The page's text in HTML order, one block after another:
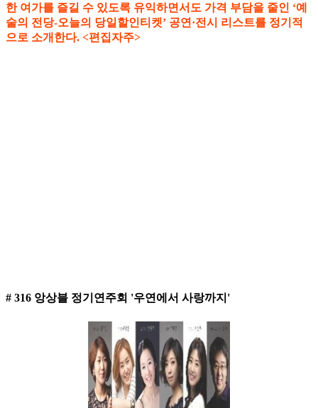
한 여가를 즐길 수 있도록 유익하면서도 가격 부담을 줄인 ‘예
술의 전당-오늘의 당일할인티켓’ 공연·전시 리스트를 정기적
으로 소개한다. <편집자주>
# 316 앙상블 정기연주회 '우연에서 사랑까지'